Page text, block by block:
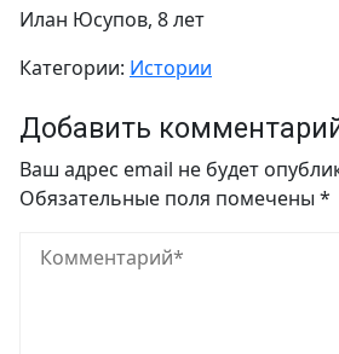
Илан Юсупов, 8 лет
Категории: Истории
Добавить
Ваш адрес email не будет
Обязательные поля помечены *